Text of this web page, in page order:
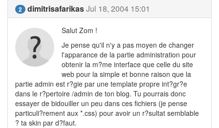
2 dimitrisafarikasJul 18, 2004 15:01
Salut Zom !
Je pense qu'il n'y a pas moyen de changer
l'apparance de la partie administration pour
obtenir la m?me interface que celle du site
web pour la simple et bonne raison que la
partie admin est r?gie par une template propre int?gr?e
dans le r?pertoire /admin de ton blog. Tu pourrais donc
essayer de bidouiller un peu dans ces fichiers (je pense
particuli?rement aux *.css) pour avoir un r?sultat semblable
? ta skin par d?faut.